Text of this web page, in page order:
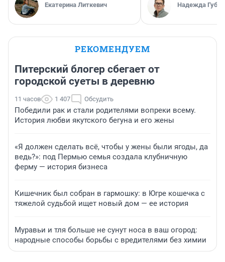
Екатерина Литкевич Надежда
РЕКОМЕНДУЕМ
Питерский блогер сбегает от
городской суеты в деревню
11 часов 1 407 Обсудить
Победили рак и стали родителями вопреки всему.
История любви якутского бегуна и его жены
«Я должен сделать всё, чтобы у жены были ягоды, да
ведь?»: под Пермью семья создала клубничную
ферму — история бизнеса
Кишечник был собран в гармошку: в Югре кошечка с
тяжелой судьбой ищет новый дом — ее история
Муравьи и тля больше не сунут носа в ваш огород:
народные способы борьбы с вредителями без химии